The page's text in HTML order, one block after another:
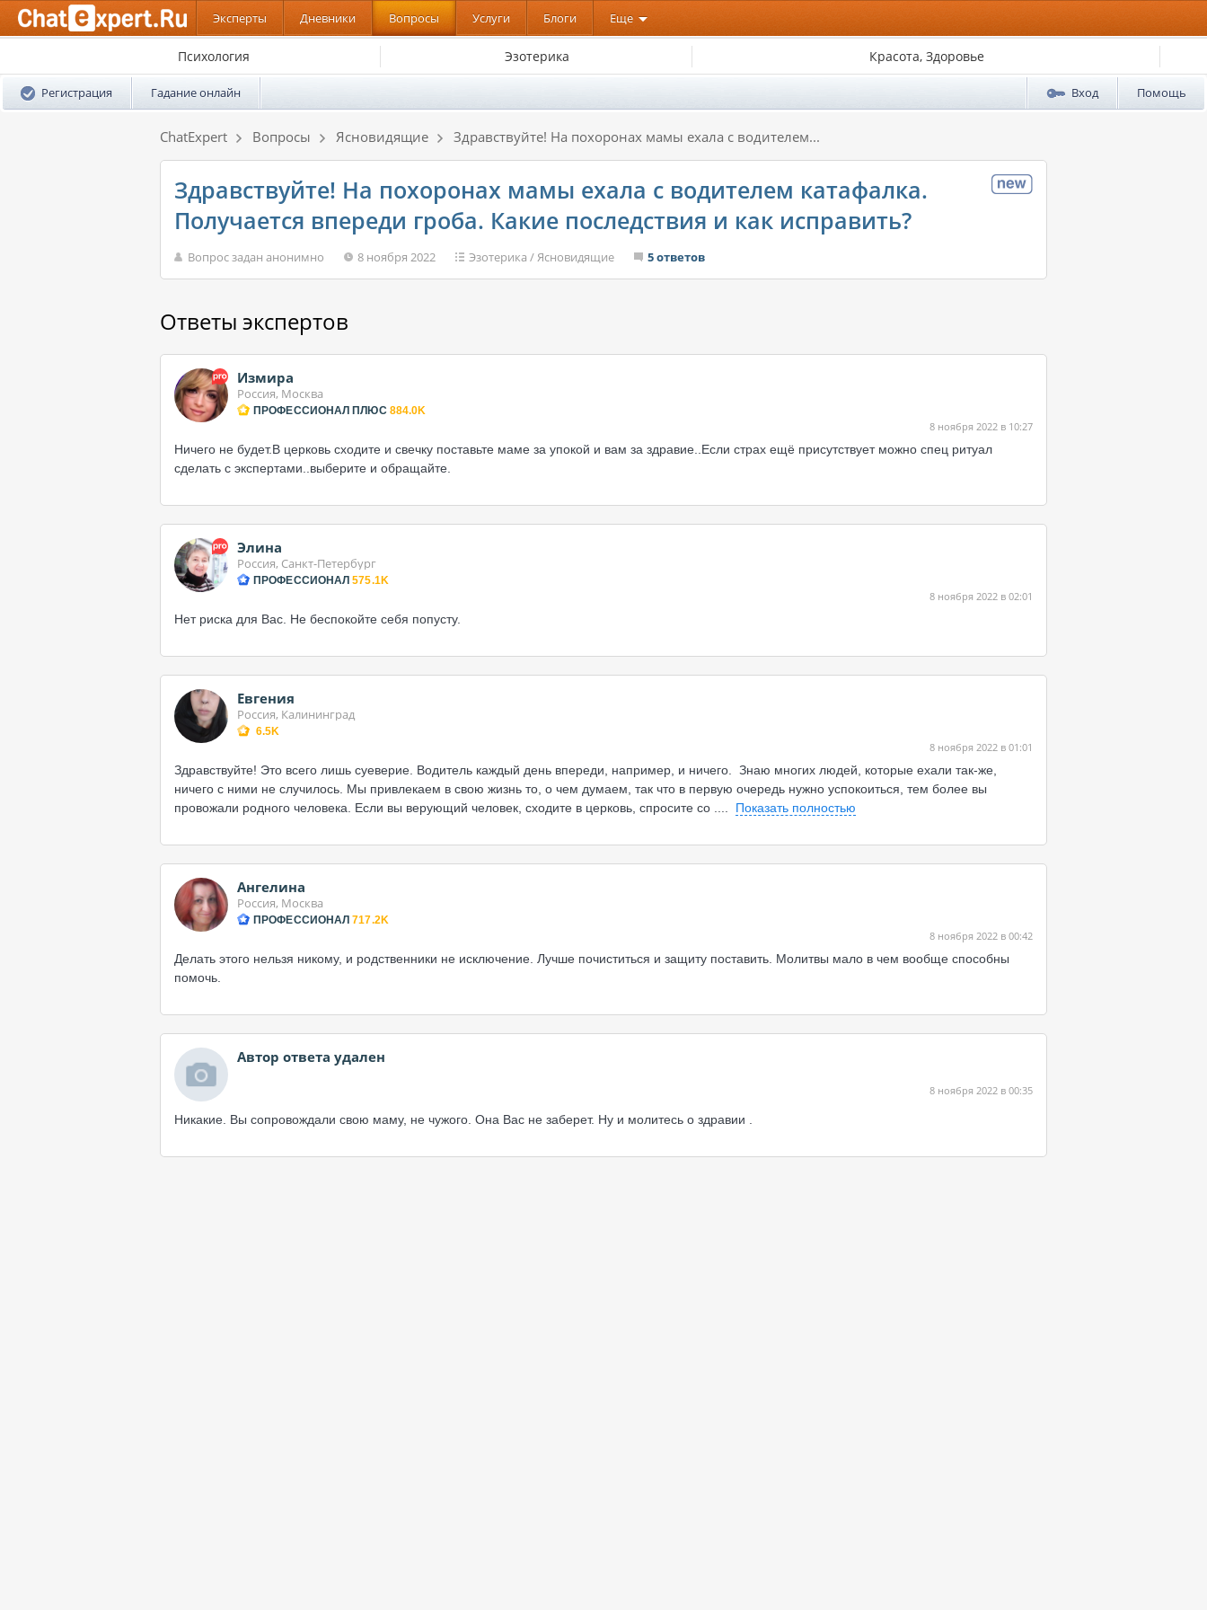
Эксперты Дневники Вопросы Услуги Блоги Еще
Психология Эзотерика Красота, Здоровье
Регистрация Гадание онлайн Вход Помощь
ChatExpert Вопросы Ясновидящие Здравствуйте! На похоронах мамы ехала с водителем...
Здравствуйте! На похоронах мамы ехала с водителем катафалка.
Получается впереди гроба. Какие последствия и как исправить?
Вопрос задан анонимно 8 ноября 2022 Эзотерика /Ясновидящие 5 ответов
Ответы экспертов
Измира
Россия, Москва
ПРОФЕССИОНАЛ ПЛЮС 884.0K
8 ноября 2022 в 10:27
Ничего не будет.В церковь сходите и свечку поставьте маме за упокой и вам за здравие..Если страх ещё присутствует можно спец ритуал
сделать с экспертами..выберите и обращайте.
Элина
Россия, Санкт-Петербург
ПРОФЕССИОНАЛ 575.1K
8 ноября 2022 в 02:01
Нет риска для Вас. Не беспокойте себя попусту.
Евгения
Россия, Калининград
6.5K
8 ноября 2022 в 01:01
Здравствуйте! Это всего лишь суеверие. Водитель каждый день впереди, например, и ничего. Знаю многих людей, которые ехали так-же,
ничего с ними не случилось. Мы привлекаем в свою жизнь то, о чем думаем, так что в первую очередь нужно успокоиться, тем более вы
провожали родного человека. Если вы верующий человек, сходите в церковь, спросите со
Показать полностью
Ангелина
Россия, Москва
ПРОФЕССИОНАЛ 717.2K
8 ноября 2022 в 00:42
Делать этого нельзя никому, и родственники не исключение. Лучше почиститься и защиту поставить. Молитвы мало в чем вообще способны
помочь.
Автор ответа удален
8 ноября 2022 в 00:35
Никакие. Вы сопровождали свою маму, не чужого. Она Вас не заберет. Ну и молитесь о здравии .